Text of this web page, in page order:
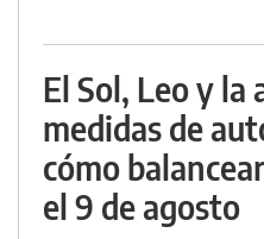
El Sol, Leo y
medidas de
cómo
el 9 de agosto